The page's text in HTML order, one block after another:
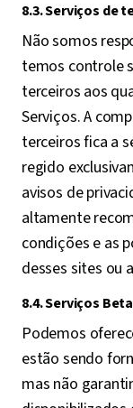
8.3. Serviços de
Não somos
temos controle
terceiros aos
Serviços. A
terceiros fica a
regido
avisos de
altamente
condições e as
desses sites ou
8.4. Serviços Beta
Podemos
estão sendo
mas não